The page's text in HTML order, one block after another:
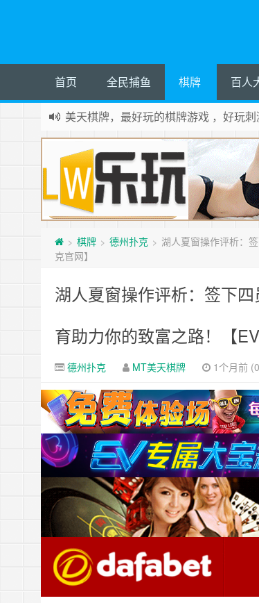
首页 全民捕鱼 棋牌 百人
美天棋牌，最好玩的棋牌游戏 ，好玩刺
> 棋牌 > 德州扑克 > 湖人夏窗操作评析：
克官网】
湖人夏窗操作评析：签下
育助力你的致富之路！【EV
德州扑克 MT美天棋牌 1个月前